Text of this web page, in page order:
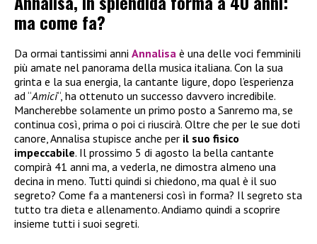
ma come fa?
Da ormai tantissimi anni Annalisa è una delle voci femminili
più amate nel panorama della musica italiana. Con la sua
grinta e la sua energia, la cantante ligure, dopo l’esperienza
ad “Amici“, ha ottenuto un successo davvero incredibile.
Mancherebbe solamente un primo posto a Sanremo ma, se
continua così, prima o poi ci riuscirà. Oltre che per le sue doti
canore, Annalisa stupisce anche per il suo fisico
impeccabile. Il prossimo 5 di agosto la bella cantante
compirà 41 anni ma, a vederla, ne dimostra almeno una
decina in meno. Tutti quindi si chiedono, ma qual è il suo
segreto? Come fa a mantenersi così in forma? Il segreto sta
tutto tra dieta e allenamento. Andiamo quindi a scoprire
insieme tutti i suoi segreti.